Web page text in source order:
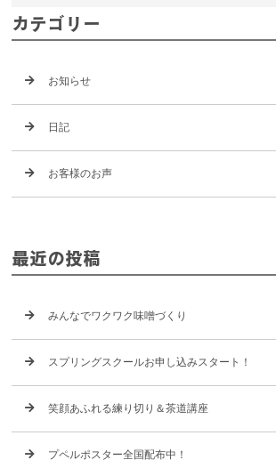
カテゴリー
お知らせ
日記
お客様のお声
最近の投稿
みんなでワクワク味噌づくり
スプリングスクールお申し込みスタート！
笑顔あふれる練り切り＆茶道講座
プペルポスター全国配布中！